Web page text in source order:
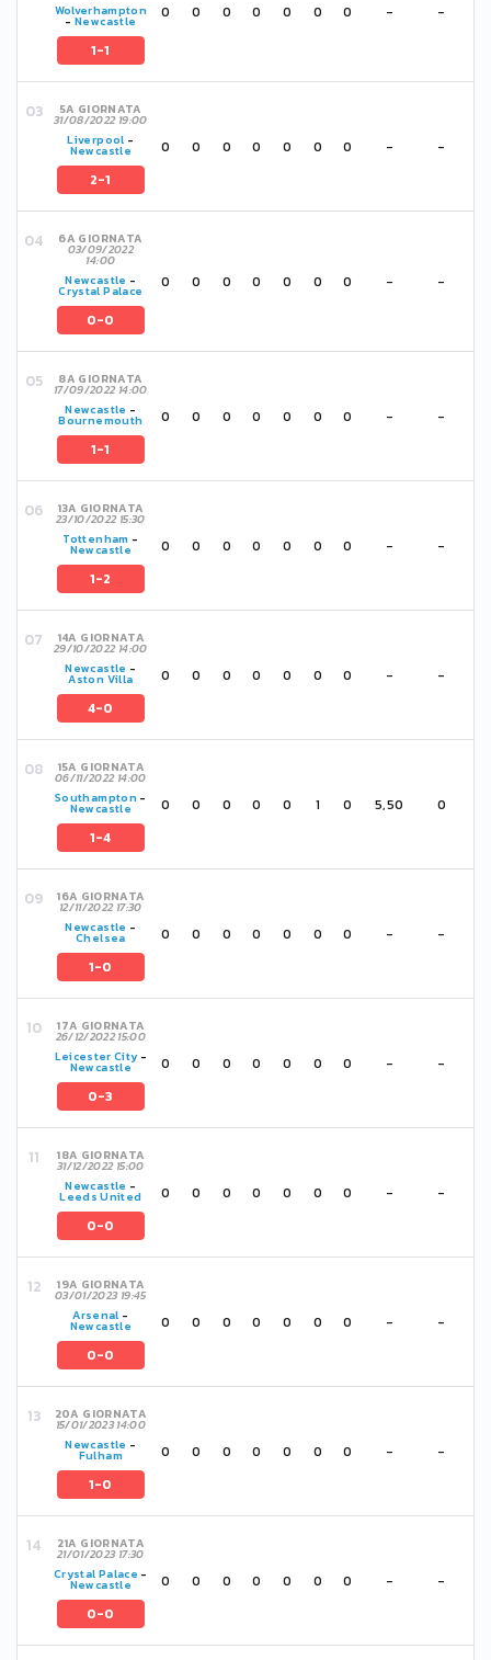
Wolverhampton
-Newcastle
1-1
0 0 0 0 0 0 0 - -
5A GIORNATA
31/08/2022 19:00
Liverpool -
Newcastle
2-1
0 0 0 0 0 0 0 - -
6A GIORNATA
03/09/2022
14:00
Newcastle -
Crystal Palace
0-0
0 0 0 0 0 0 0 - -
8A GIORNATA
17/09/2022 14:00
Newcastle -
Bournemouth
1-1
0 0 0 0 0 0 0 - -
13A GIORNATA
23/10/2022 15:30
Tottenham -
Newcastle
1-2
0 0 0 0 0 0 0 - -
14A GIORNATA
29/10/2022 14:00
Newcastle -
Aston Villa
4-0
0 0 0 0 0 0 0 - -
15A GIORNATA
06/11/2022 14:00
Southampton-
Newcastle
1-4
0 0 0 0 0 1 0 5,50 0
16A GIORNATA
12/11/2022 17:30
Newcastle -
Chelsea
1-0
0 0 0 0 0 0 0 - -
17A GIORNATA
26/12/2022 15:00
Leicester City-
Newcastle
0-3
0 0 0 0 0 0 0 - -
18A GIORNATA
31/12/2022 15:00
Newcastle -
Leeds United
0-0
0 0 0 0 0 0 0 - -
19A GIORNATA
03/01/2023 19:45
Arsenal -
Newcastle
0-0
0 0 0 0 0 0 0 - -
20A GIORNATA
15/01/2023 14:00
Newcastle -
Fulham
1-0
0 0 0 0 0 0 0 - -
21A GIORNATA
21/01/2023 17:30
Crystal Palace -
Newcastle
0-0
0 0 0 0 0 0 0 - -